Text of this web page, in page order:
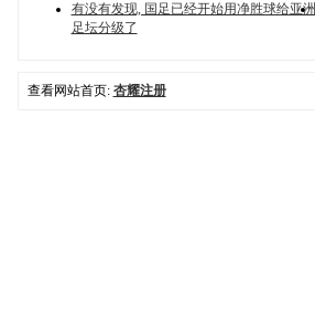
有没有发现, 国足已经开始用净胜球给亚洲
足坛分级了
查看网站首页: 杏耀注册